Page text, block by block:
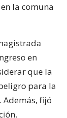
la comuna
en
que la
para la
fijó